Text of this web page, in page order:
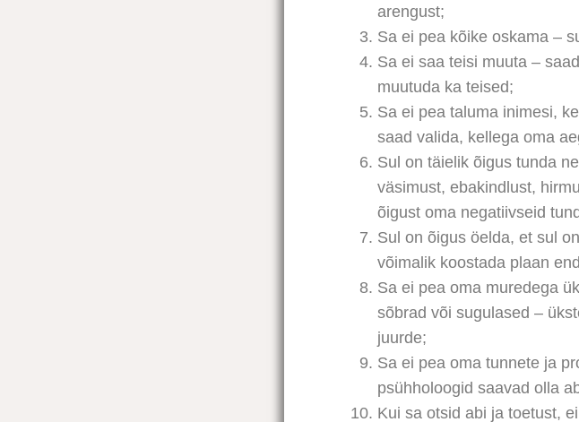
arengust;
Sa ei pea kõike oskama –
Sa ei saa teisi muuta –
muutuda ka teised;
Sa ei pea taluma inimesi,
saad valida, kellega oma
Sul on täielik õigus tunda
väsimust, ebakindlust,
õigust oma negatiivseid
Sul on õigus öelda, et sul
võimalik koostada plaan
Sa ei pea oma muredega
sõbrad või sugulased –
juurde;
Sa ei pea oma tunnete ja
psühholoogid saavad olla
Kui sa otsid abi ja toetust,